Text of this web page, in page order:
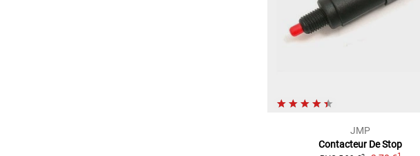
JMP
Contacteur De Stop